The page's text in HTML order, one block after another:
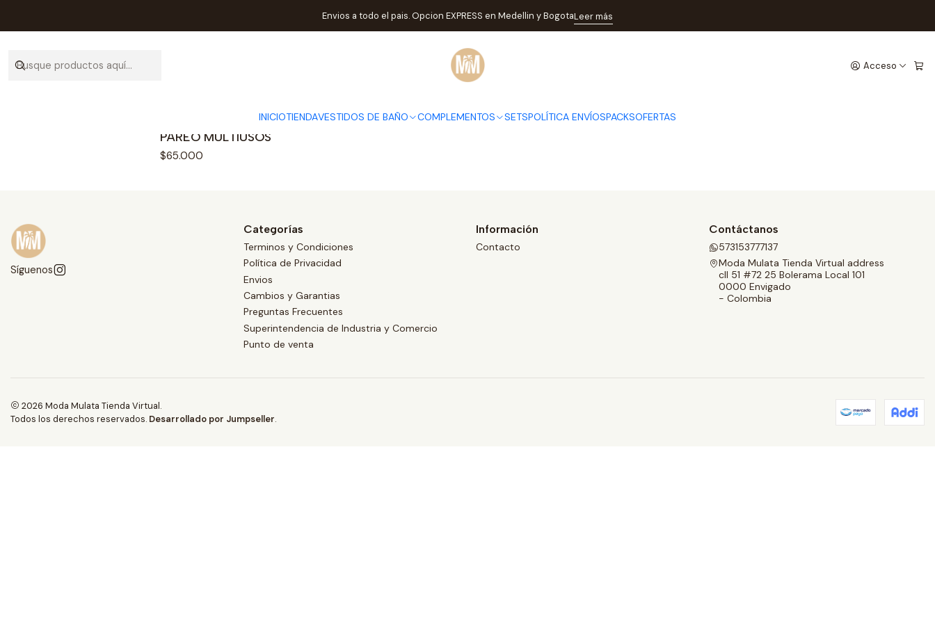
Acceso
INICIOTIENDAVESTIDOS DE BAÑO COMPLEMENTOS SETSPOLÍTICA ENVÍOSPACKSOFERTAS
Envios a todo el pais. Opcion EXPRESS en Medellin y BogotaLeer más
Inicio PACK031
PACK031
PAREO MULTIUSOS
$65.000
Síguenos
Categorías
Terminos y Condiciones
Política de Privacidad
Envios
Cambios y Garantias
Preguntas Frecuentes
Superintendencia de Industria y Comercio
Punto de venta
Información
Contacto
Contáctanos
573153777137
Moda Mulata Tienda Virtual address
cll 51 #72 25 Bolerama Local 101
0000 Envigado
- Colombia
2026 Moda Mulata Tienda Virtual.
Todos los derechos reservados. Desarrollado por Jumpseller.